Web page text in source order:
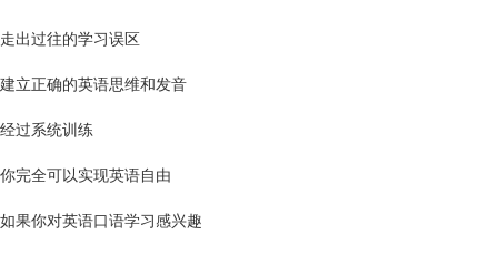
走出过往的学习误区
建立正确的英语思维和发音
经过系统训练
你完全可以实现英语自由
如果你对英语口语学习感兴趣